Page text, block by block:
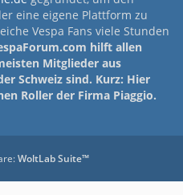
eine eigene Plattform zu
Vespa Fans viele Stunden
hilft allen
Mitglieder aus
Schweiz sind. Kurz: Hier
Roller der Firma Piaggio.
WoltLab Suite™